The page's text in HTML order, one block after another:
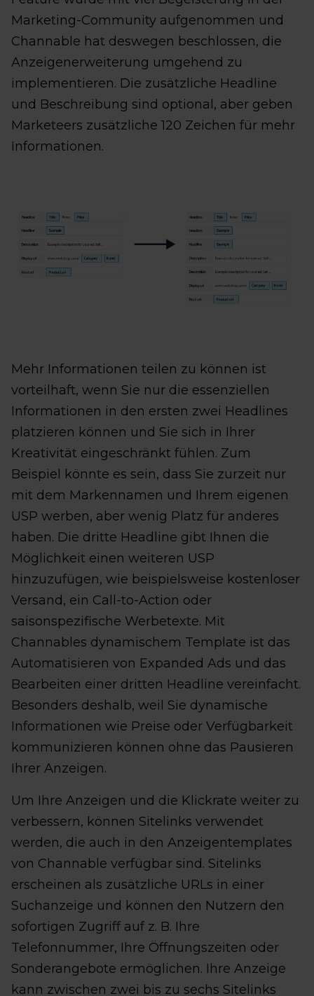
Marketing-Community aufgenommen und
Channable hat deswegen beschlossen, die
Anzeigenerweiterung umgehend zu
implementieren. Die zusätzliche Headline
und Beschreibung sind optional, aber geben
Marketeers zusätzliche 120 Zeichen für mehr
Informationen.
Mehr Informationen teilen zu können ist
vorteilhaft, wenn Sie nur die essenziellen
Informationen in den ersten zwei Headlines
platzieren können und Sie sich in Ihrer
Kreativität eingeschränkt fühlen. Zum
Beispiel könnte es sein, dass Sie zurzeit nur
mit dem Markennamen und Ihrem eigenen
USP werben, aber wenig Platz für anderes
haben. Die dritte Headline gibt Ihnen die
Möglichkeit einen weiteren USP
hinzuzufügen, wie beispielsweise kostenloser
Versand, ein Call-to-Action oder
saisonspezifische Werbetexte. Mit
Channables dynamischem Template ist das
Automatisieren von Expanded Ads und das
Bearbeiten einer dritten Headline vereinfacht.
Besonders deshalb, weil Sie dynamische
Informationen wie Preise oder Verfügbarkeit
kommunizieren können ohne das Pausieren
Ihrer Anzeigen.
Um Ihre Anzeigen und die Klickrate weiter zu
verbessern, können Sitelinks verwendet
werden, die auch in den Anzeigentemplates
von Channable verfügbar sind. Sitelinks
erscheinen als zusätzliche URLs in einer
Suchanzeige und können den Nutzern den
sofortigen Zugriff auf z. B. Ihre
Telefonnummer, Ihre Öffnungszeiten oder
Sonderangebote ermöglichen. Ihre Anzeige
kann zwischen zwei bis zu sechs Sitelinks